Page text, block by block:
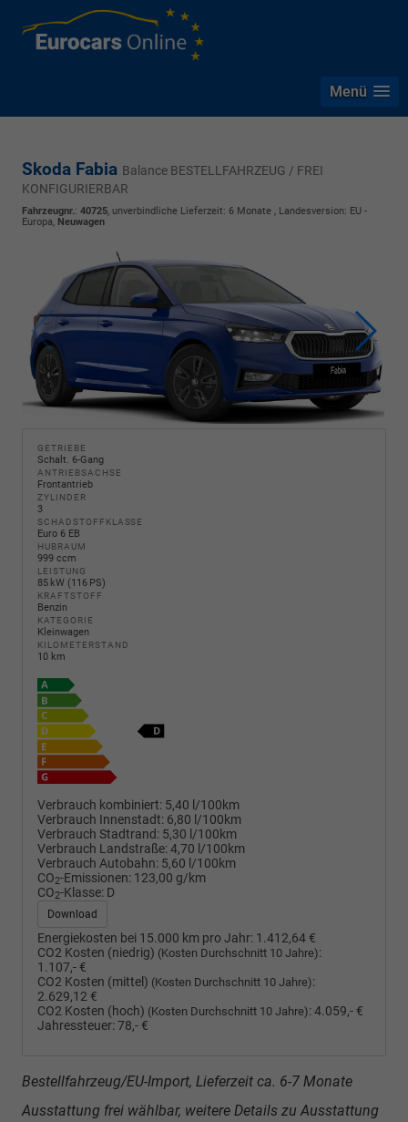
Menü
Skoda Fabia Balance BESTELLFAHRZEUG / FREI
KONFIGURIERBAR
Fahrzeugnr.: 40725, unverbindliche Lieferzeit: 6 Monate , Landesversion: EU -
Europa, Neuwagen
GETRIEBE
Schalt. 6-Gang
ANTRIEBSACHSE
Frontantrieb
ZYLINDER
3
SCHADSTOFFKLASSE
Euro 6 EB
HUBRAUM
999 ccm
LEISTUNG
85 kW (116 PS)
KRAFTSTOFF
Benzin
KATEGORIE
Kleinwagen
KILOMETERSTAND
10 km
Verbrauch kombiniert: 5,40 l/100km
Verbrauch Innenstadt: 6,80 l/100km
Verbrauch Stadtrand: 5,30 l/100km
Verbrauch Landstraße:4,70 l/100km
Verbrauch Autobahn: 5,60 l/100km
CO2-Emissionen: 123,00 g/km
CO2-Klasse: D
Download
Energiekosten bei 15.000 km pro Jahr: 1.412,64 €
CO2 Kosten (niedrig) (Kosten Durchschnitt 10 Jahre):
1.107,- €
CO2 Kosten (mittel) (Kosten Durchschnitt 10 Jahre):
2.629,12 €
CO2 Kosten (hoch) (Kosten Durchschnitt 10 Jahre):4.059,- €
Jahressteuer:78,- €
Bestellfahrzeug/EU-Import, Lieferzeit ca. 6-7 Monate
Ausstattung frei wählbar, weitere Details zu Ausstattung